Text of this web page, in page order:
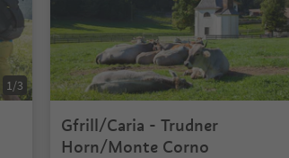
1/3
Gfrill/Caria - Trudner
Horn/Monte Corno